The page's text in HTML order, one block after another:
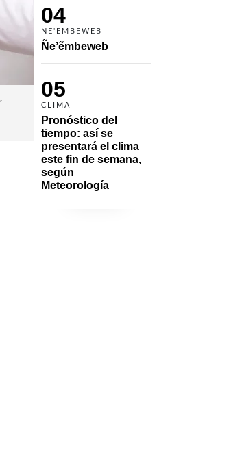
04
ÑE'ẼMBEWEB
Ñe’ẽmbeweb
05
CLIMA
Pronóstico del
tiempo: así se
presentará el clima
este fin de semana,
según
Meteorología